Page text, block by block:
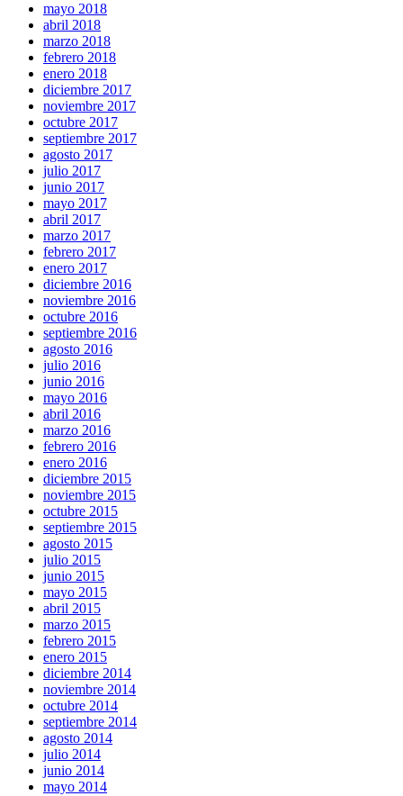
mayo 2018
abril 2018
marzo 2018
febrero 2018
enero 2018
diciembre 2017
noviembre 2017
octubre 2017
septiembre 2017
agosto 2017
julio 2017
junio 2017
mayo 2017
abril 2017
marzo 2017
febrero 2017
enero 2017
diciembre 2016
noviembre 2016
octubre 2016
septiembre 2016
agosto 2016
julio 2016
junio 2016
mayo 2016
abril 2016
marzo 2016
febrero 2016
enero 2016
diciembre 2015
noviembre 2015
octubre 2015
septiembre 2015
agosto 2015
julio 2015
junio 2015
mayo 2015
abril 2015
marzo 2015
febrero 2015
enero 2015
diciembre 2014
noviembre 2014
octubre 2014
septiembre 2014
agosto 2014
julio 2014
junio 2014
mayo 2014